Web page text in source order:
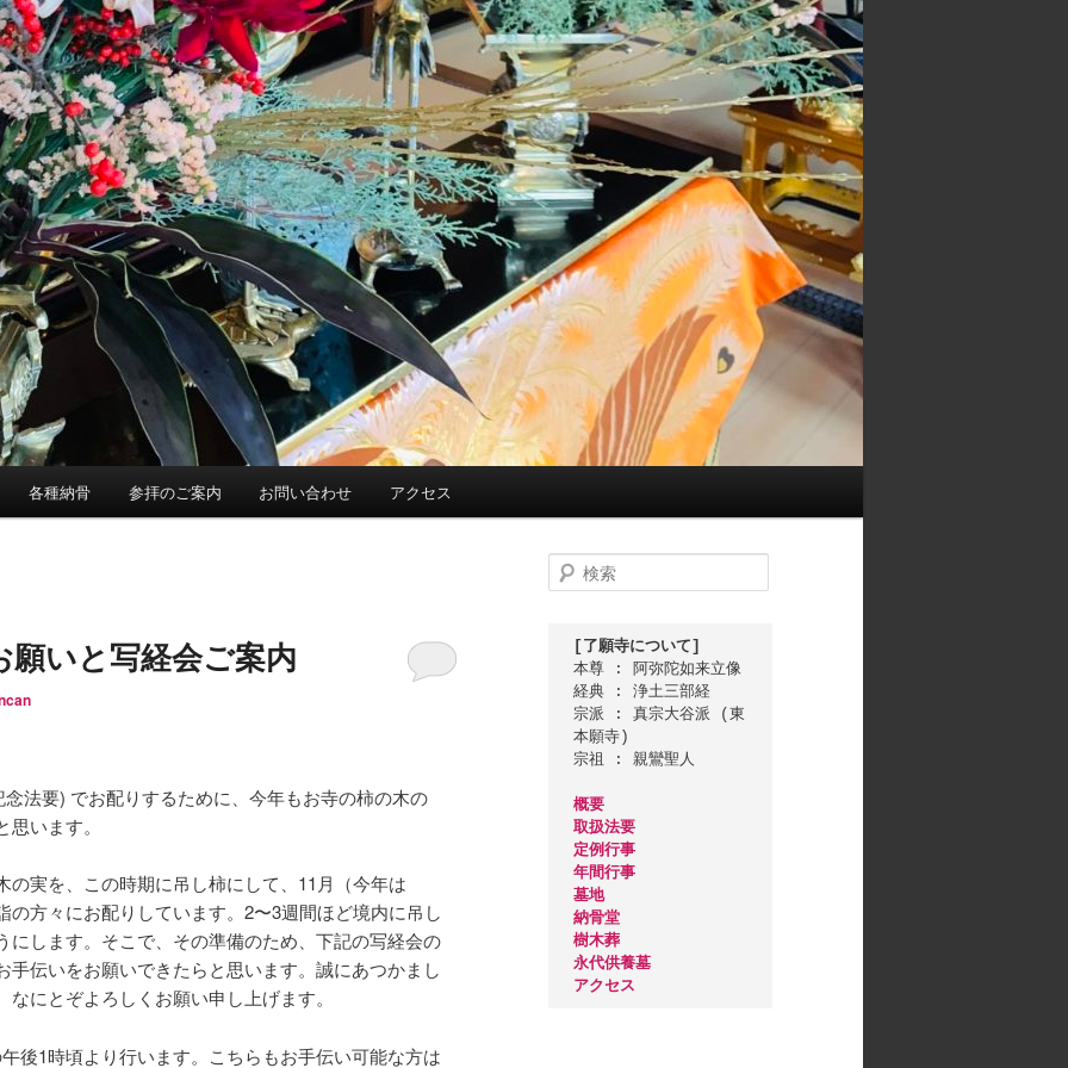
各種納骨 参拝のご案内 お問い合わせ アクセス
いと写経会ご案内
法要) でお配りするために、今年もお寺の柿の木の
います。
の実を、この時期に吊し柿にして、11月（今年は
の方々にお配りしています。2〜3週間ほど境内に吊し
にします。そこで、その準備のため、下記の写経会の
手伝いをお願いできたらと思います。誠にあつかまし
にとぞよろしくお願い申し上げます。
後1時頃より行います。こちらもお手伝い可能な方は
検
索
[了願寺について]
本尊 : 阿弥陀如来立像
経典 : 浄土三部経
宗派 : 真宗大谷派 (東
本願寺)
宗祖 : 親鸞聖人
概要
取扱法要
定例行事
年間行事
墓地
納骨堂
樹木葬
永代供養墓
アクセス